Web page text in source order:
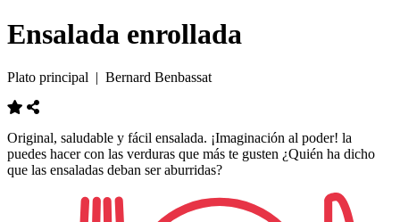
Ensalada enrollada
Plato principal | Bernard Benbassat
Original, saludable y fácil ensalada. ¡Imaginación al poder! la
puedes hacer con las verduras que más te gusten ¿Quién ha dicho
que las ensaladas deban ser aburridas?